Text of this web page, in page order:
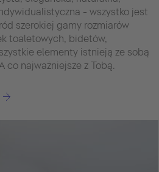
- wszystko jest
szerokiej gamy rozmiarów
toaletowych, bidetów,
elementy istnieją ze sobą
co najważniejsze z Tobą.